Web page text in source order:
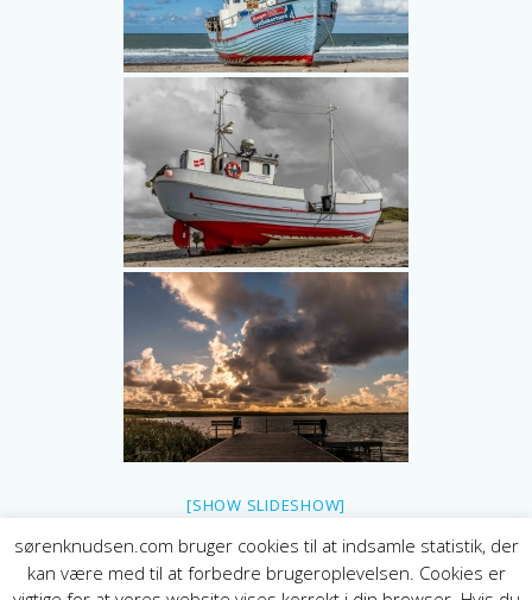
[SHOW SLIDESHOW]
2
sørenknudsen.com bruger cookies til at indsamle statistik, der
kan være med til at forbedre brugeroplevelsen. Cookies er